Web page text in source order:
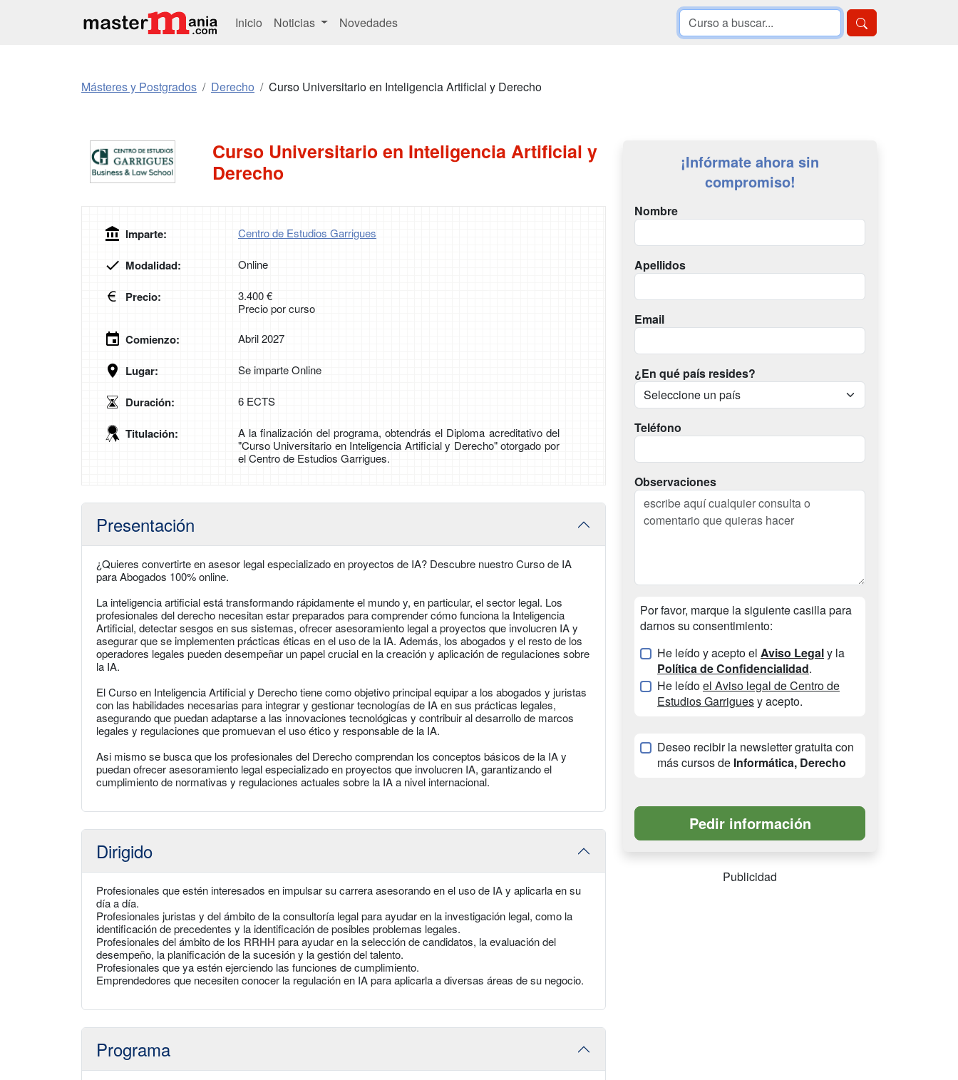
Inicio Noticias Novedades
Másteres y Postgrados Derecho Curso Universitario en Inteligencia Artificial y Derecho
Curso Universitario en Inteligencia Artificial y
Derecho
Imparte: Centro de Estudios Garrigues
Modalidad: Online
Precio:
3.400 €
Precio por curso
Comienzo: Abril 2027
Lugar: Se imparte Online
Duración: 6 ECTS
Titulación:
A la finalización del programa, obtendrás el Diploma acreditativo del
"Curso Universitario en Inteligencia Artificial y Derecho" otorgado por
el Centro de Estudios Garrigues.
Presentación
¿Quieres convertirte en asesor legal especializado en proyectos de IA? Descubre nuestro Curso de IA
para Abogados 100% online.
La ​inteligencia artificial está transformando rápidamente el mundo y, en particular, el sector legal. ​Los
profesionales del derecho necesitan estar preparados para comprender cómo funciona la Inteligencia
Artificial, ​detectar sesgos en sus sistemas, ofrecer asesoramiento legal a proyectos que involucren IA y
asegurar que se implementen prácticas éticas en el uso de la IA. Además, los abogados y el resto de los
operadores legales pueden desempeñar un papel crucial en la creación y aplicación de regulaciones sobre
la IA.
El Curso en Inteligencia Artificial y Derecho tiene como objetivo principal equipar a los abogados y juristas
con las habilidades necesarias para integrar y gestionar tecnologías de IA en sus prácticas legales,
asegurando que puedan adaptarse a las innovaciones tecnológicas y contribuir al desarrollo de marcos
legales y regulaciones que promuevan el uso ético y responsable de la IA.
Asi mismo se busca que los profesionales del Derecho comprendan los conceptos básicos de la IA y
puedan ofrecer asesoramiento legal especializado en proyectos que involucren IA, garantizando el
cumplimiento de normativas y regulaciones actuales sobre la IA a nivel internacional.
Dirigido
Profesionales que estén interesados en impulsar su carrera asesorando en el uso de IA y aplicarla en su
día a día.
Profesionales juristas y del ámbito de la consultoría legal para ayudar en la investigación legal, como la
identificación de precedentes y la identificación de posibles problemas legales.
Profesionales del ámbito de los RRHH para ayudar en la selección de candidatos, la evaluación del
desempeño, la planificación de la sucesión y la gestión del talento.
Profesionales que ya estén ejerciendo las funciones de cumplimiento.
Emprendedores que necesiten conocer la regulación en IA para aplicarla a diversas áreas de su negocio.
Programa
¡Infórmate ahora sin
compromiso!
Nombre
Apellidos
Email
¿En qué país resides?
Teléfono
Observaciones
Por favor, marque la siguiente casilla para
darnos su consentimiento:
He leído y acepto el Aviso Legaly la
Política de Confidencialidad.
He leídoel Aviso legal de Centro de
Estudios Garriguesy acepto.
Deseo recibir la newsletter gratuita con
más cursos de Informática, Derecho
Publicidad